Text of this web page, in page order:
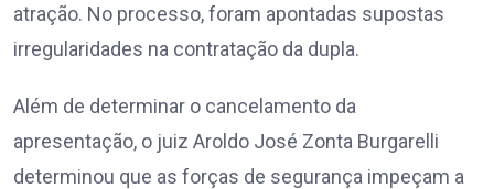
atração. No processo, foram apontadas supostas
irregularidades na contratação da dupla.
Além de determinar o cancelamento da
apresentação, o juiz Aroldo José Zonta Burgarelli
determinou que as forças de segurança impeçam a